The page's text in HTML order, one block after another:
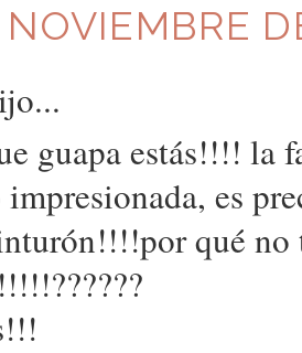
guapa estás!!!! la
es
qué